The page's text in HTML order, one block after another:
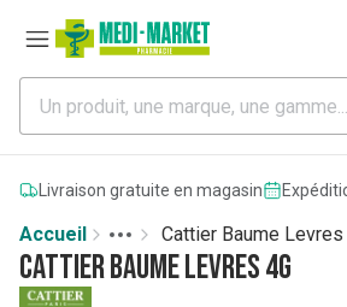
Livraison gratuite en magasin
Accueil
More
Toggle menu
Cattier Baume
Cattier Baume Levres 4g